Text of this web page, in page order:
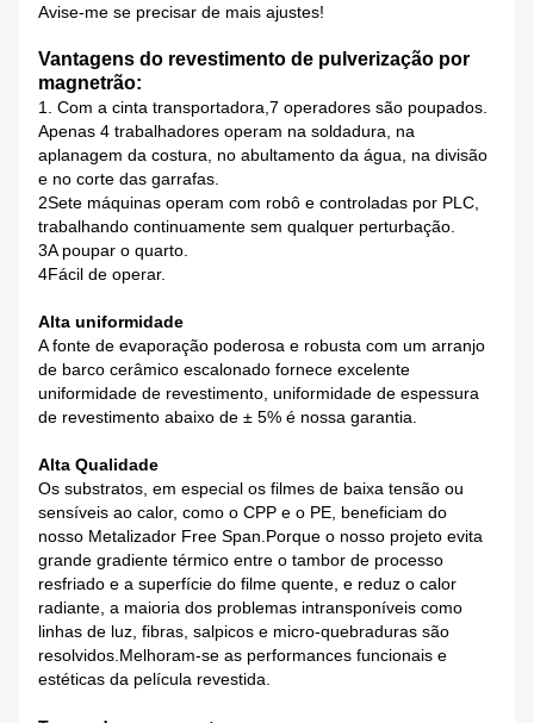
Avise-me se precisar de mais ajustes!
Vantagens do revestimento de pulverização por
magnetrão:
1. Com a cinta transportadora,7 operadores são poupados.
Apenas 4 trabalhadores operam na soldadura, na
aplanagem da costura, no abultamento da água, na divisão
e no corte das garrafas.
2Sete máquinas operam com robô e controladas por PLC,
trabalhando continuamente sem qualquer perturbação.
3A poupar o quarto.
4Fácil de operar.
Alta uniformidade
A fonte de evaporação poderosa e robusta com um arranjo
de barco cerâmico escalonado fornece excelente
uniformidade de revestimento, uniformidade de espessura
de revestimento abaixo de ± 5% é nossa garantia.
Alta Qualidade
Os substratos, em especial os filmes de baixa tensão ou
sensíveis ao calor, como o CPP e o PE, beneficiam do
nosso Metalizador Free Span.Porque o nosso projeto evita
grande gradiente térmico entre o tambor de processo
resfriado e a superfície do filme quente, e reduz o calor
radiante, a maioria dos problemas intransponíveis como
linhas de luz, fibras, salpicos e micro-quebraduras são
resolvidos.Melhoram-se as performances funcionais e
estéticas da película revestida.